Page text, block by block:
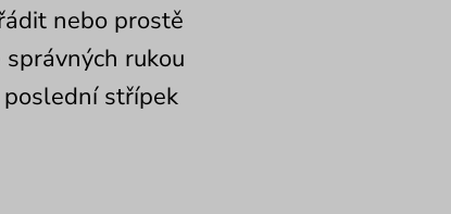
nebo prostě
rukou
střípek